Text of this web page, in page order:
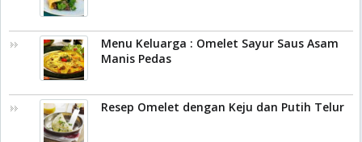
Menu Keluarga : Omelet Sayur Saus Asam
Manis Pedas
Resep Omelet dengan Keju dan Putih Telur